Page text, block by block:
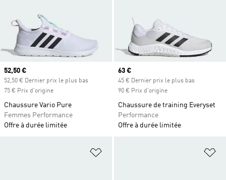
Prix actuel
52,50 €
52,50 € Dernier prix le plus bas
75 € Prix d'origine
Chaussure Vario Pure
Femmes Performance
Offre à durée limitée
Prix actuel
63 €
45 € Dernier prix le plus bas
90 € Prix d'origine
Chaussure de training Everyset
Performance
Offre à durée limitée
Ajouter à la Liste de produits